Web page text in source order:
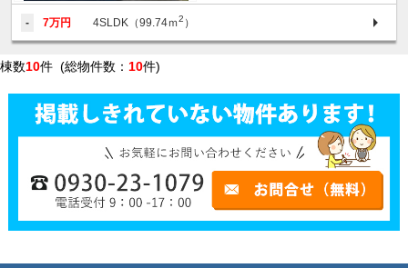
- 7万円 4SLDK（99.74ｍ2 ）
棟数10件 (総物件数： 10件)